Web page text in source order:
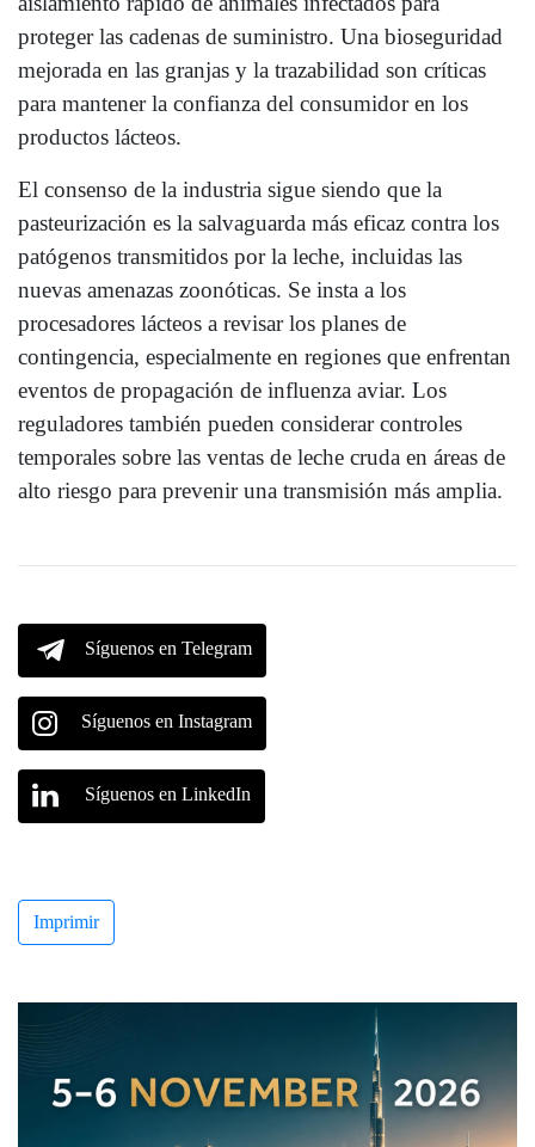
proteger las cadenas de suministro. Una bioseguridad
mejorada en las granjas y la trazabilidad son críticas
para mantener la confianza del consumidor en los
productos lácteos.
El consenso de la industria sigue siendo que la
pasteurización es la salvaguarda más eficaz contra los
patógenos transmitidos por la leche, incluidas las
nuevas amenazas zoonóticas. Se insta a los
procesadores lácteos a revisar los planes de
contingencia, especialmente en regiones que enfrentan
eventos de propagación de influenza aviar. Los
reguladores también pueden considerar controles
temporales sobre las ventas de leche cruda en áreas de
alto riesgo para prevenir una transmisión más amplia.
Síguenos en Telegram
Síguenos en Instagram
Síguenos en LinkedIn
Imprimir